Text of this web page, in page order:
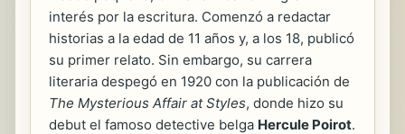
interés por la escritura. Comenzó a redactar
historias a la edad de 11 años y, a los 18, publicó
su primer relato. Sin embargo, su carrera
literaria despegó en 1920 con la publicación de
The Mysterious Affair at Styles, donde hizo su
debut el famoso detective belga Hercule Poirot.